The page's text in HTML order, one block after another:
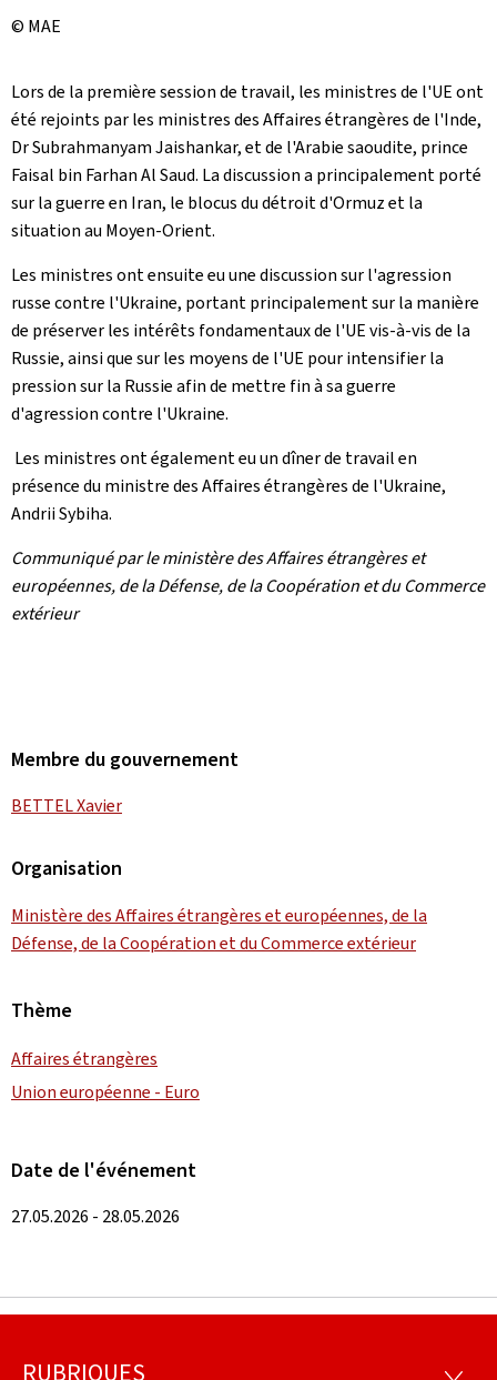
© MAE
Lors de la première session de travail, les ministres de l'UE ont
été rejoints par les ministres des Affaires étrangères de l'Inde,
Dr Subrahmanyam Jaishankar, et de l'Arabie saoudite, prince
Faisal bin Farhan Al Saud. La discussion a principalement porté
sur la guerre en Iran, le blocus du détroit d'Ormuz et la
situation au Moyen-Orient.
Les ministres ont ensuite eu une discussion sur l'agression
russe contre l'Ukraine, portant principalement sur la manière
de préserver les intérêts fondamentaux de l'UE vis-à-vis de la
Russie, ainsi que sur les moyens de l'UE pour intensifier la
pression sur la Russie afin de mettre fin à sa guerre
d'agression contre l'Ukraine.
Les ministres ont également eu un dîner de travail en
présence du ministre des Affaires étrangères de l'Ukraine,
Andrii Sybiha.
Communiqué par le ministère des Affaires étrangères et
européennes, de la Défense, de la Coopération et du Commerce
extérieur
Membre du gouvernement
BETTEL Xavier
Organisation
Ministère des Affaires étrangères et européennes, de la
Défense, de la Coopération et du Commerce extérieur
Thème
Affaires étrangères
Union européenne - Euro
Date de l'événement
27.05.2026 - 28.05.2026
RUBRIQUES